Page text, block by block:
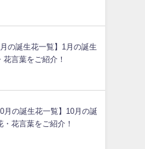
月の誕生花一覧】1月の誕生
花言葉をご紹介！
月の誕生花一覧】10月の誕
・花言葉をご紹介！